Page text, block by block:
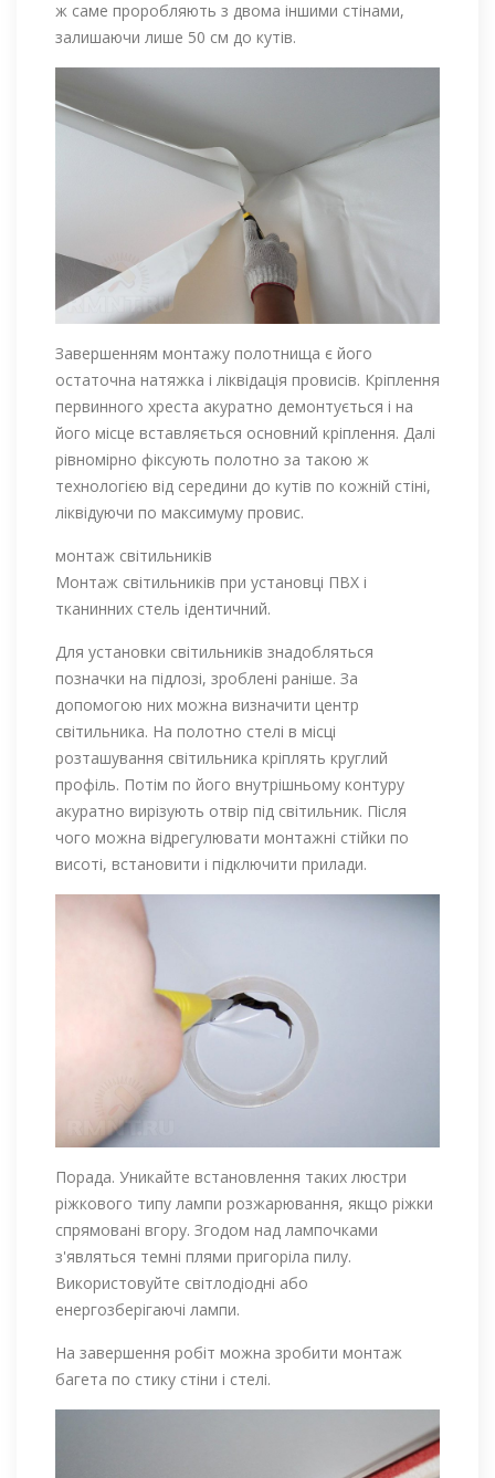
ж саме проробляють з двома іншими стінами,
залишаючи лише 50 см до кутів.
Завершенням монтажу полотнища є його
остаточна натяжка і ліквідація провисів. Кріплення
первинного хреста акуратно демонтується і на
його місце вставляється основний кріплення. Далі
рівномірно фіксують полотно за такою ж
технологією від середини до кутів по кожній стіні,
ліквідуючи по максимуму провис.
монтаж світильників
Монтаж світильників при установці ПВХ і
тканинних стель ідентичний.
Для установки світильників знадобляться
позначки на підлозі, зроблені раніше. За
допомогою них можна визначити центр
світильника. На полотно стелі в місці
розташування світильника кріплять круглий
профіль. Потім по його внутрішньому контуру
акуратно вирізують отвір під світильник. Після
чого можна відрегулювати монтажні стійки по
висоті, встановити і підключити прилади.
Порада. Уникайте встановлення таких люстри
ріжкового типу лампи розжарювання, якщо ріжки
спрямовані вгору. Згодом над лампочками
з'являться темні плями пригоріла пилу.
Використовуйте світлодіодні або
енергозберігаючі лампи.
На завершення робіт можна зробити монтаж
багета по стику стіни і стелі.